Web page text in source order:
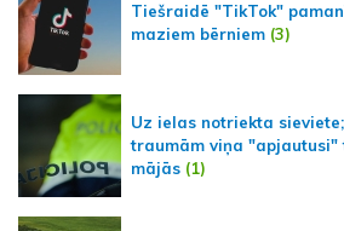
Tiešraidē "TikTok"
maziem bērniem (3)
Uz ielas notriekta
traumām viņa
mājās (1)